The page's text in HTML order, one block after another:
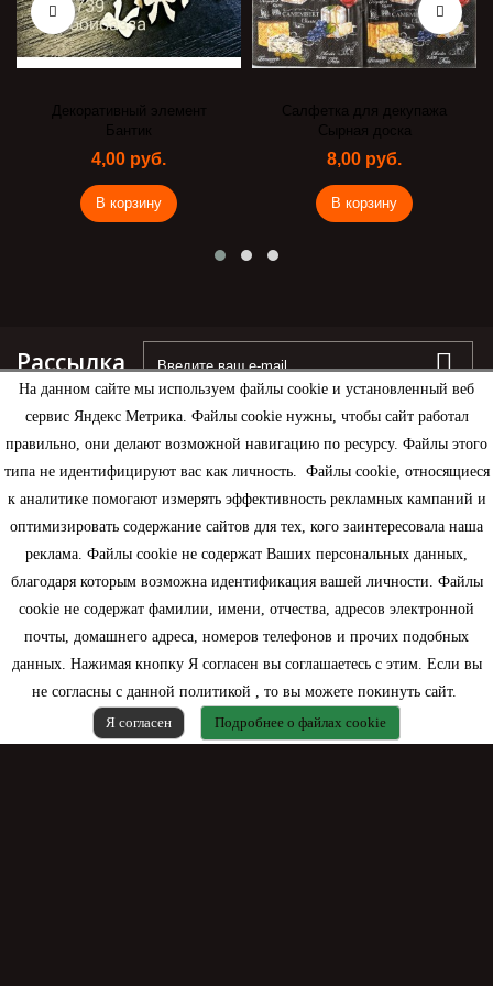
На данном сайте мы используем файлы cookie и установленный веб
сервис Яндекс Метрика. Файлы cookie нужны, чтобы сайт работал
правильно, они делают возможной навигацию по ресурсу. Файлы этого
типа не идентифицируют вас как личность. Файлы cookie, относящиеся
к аналитике помогают измерять эффективность рекламных кампаний и
оптимизировать содержание сайтов для тех, кого заинтересовала наша
реклама. Файлы cookie не содержат Ваших персональных данных,
благодаря которым возможна идентификация вашей личности. Файлы
cookie не содержат фамилии, имени, отчества, адресов электронной
почты, домашнего адреса, номеров телефонов и прочих подобных
данных. Нажимая кнопку Я согласен вы соглашаетесь с этим. Если вы
не согласны с данной политикой , то вы можете покинуть сайт.
Я согласен
Подробнее о файлах cookie
Декоративный элемент
Бантик
4,00 руб.
В корзину
Салфетка для декупажа
Сырная доска
8,00 руб.
В корзину
Рассылка
Информация
Моя учетная запись
Контактная информация